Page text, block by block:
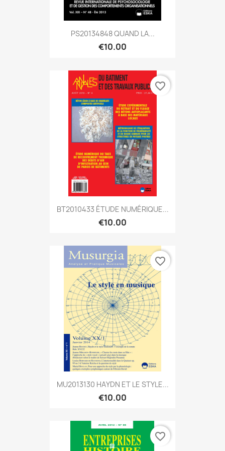
PS20134848 QUAND LA...
€10.00
BT2010433 ÉTUDE NUMÉRIQUE...
€10.00
favorite_border
MU2013130 HAYDN ET LE STYLE...
€10.00
favorite_border
favorite_border